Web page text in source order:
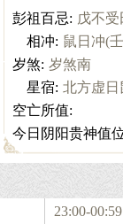
彭祖百忌: 戊不受
相冲: 鼠日冲(
岁煞: 岁煞南
星宿: 北方虚日
空亡所值:
今日阴阳贵神值
23:00-